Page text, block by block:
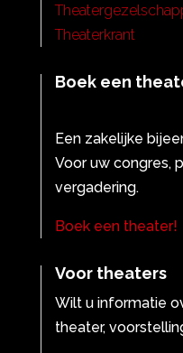
Theaterkrant
Boek een
Een zakelijke
Voor uw congres,
vergadering.
Boek een theater!
Voor theaters
Wilt u informatie
theater,